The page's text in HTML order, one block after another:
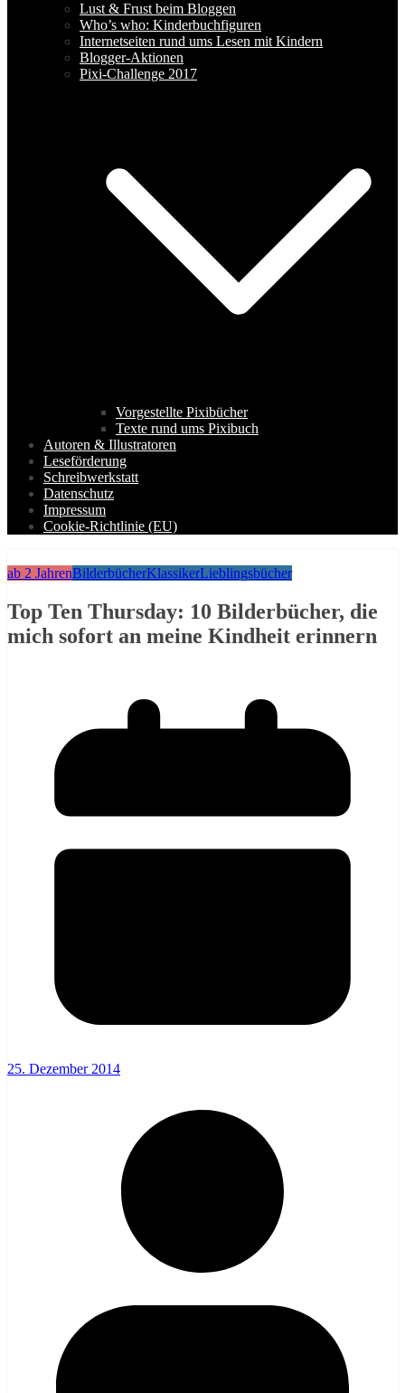
Lust & Frust beim Bloggen
Who’s who: Kinderbuchfiguren
Internetseiten rund ums Lesen mit Kindern
Blogger-Aktionen
Pixi-Challenge 2017
Vorgestellte Pixibücher
Texte rund ums Pixibuch
Autoren & Illustratoren
Leseförderung
Schreibwerkstatt
Datenschutz
Impressum
Cookie-Richtlinie (EU)
ab 2 JahrenBilderbücherKlassikerLieblingsbücher
Top Ten Thursday: 10 Bilderbücher, die
mich sofort an meine Kindheit erinnern
25. Dezember 2014